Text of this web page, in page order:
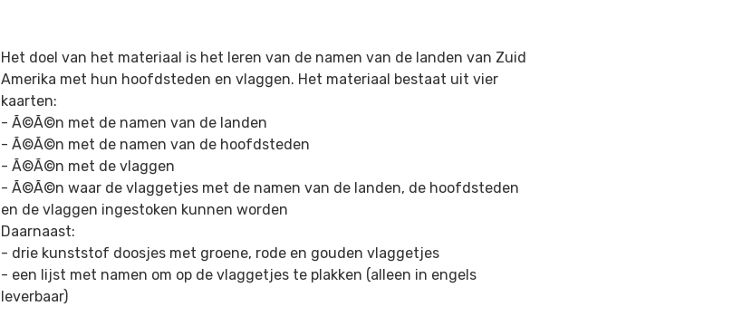
Het doel van het materiaal is het leren van de namen van de landen van Zuid
Amerika met hun hoofdsteden en vlaggen. Het materiaal bestaat uit vier
kaarten:
- Ã©Ã©n met de namen van de landen
- Ã©Ã©n met de namen van de hoofdsteden
- Ã©Ã©n met de vlaggen
- Ã©Ã©n waar de vlaggetjes met de namen van de landen, de hoofdsteden
en de vlaggen ingestoken kunnen worden
Daarnaast:
- drie kunststof doosjes met groene, rode en gouden vlaggetjes
- een lijst met namen om op de vlaggetjes te plakken (alleen in engels
leverbaar)